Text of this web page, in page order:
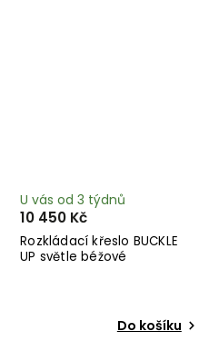
Rozkládací křeslo BUCKLE
UP světle béžové
U vás od 3 týdnů
10 450 Kč
Do košíku